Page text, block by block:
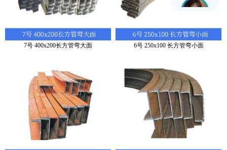
7号 400x200长方管弯大面 6号 250x100 长方管弯小面
闫思雨